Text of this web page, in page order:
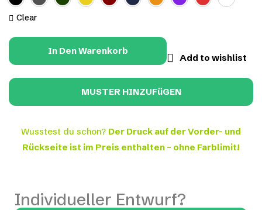
Clear
In Den Warenkorb
Add to wishlist
Wusstest du schon? Der Druck auf der Vorder- und
Rückseite ist im Preis enthalten – ohne Farblimit!
Individueller Entwurf?